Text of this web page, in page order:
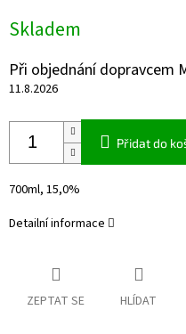
Skladem
Při objednání dopravcem
11.8.2026
Přidat do
700ml, 15,0%
Detailní informace
ZEPTAT SE HLÍDAT